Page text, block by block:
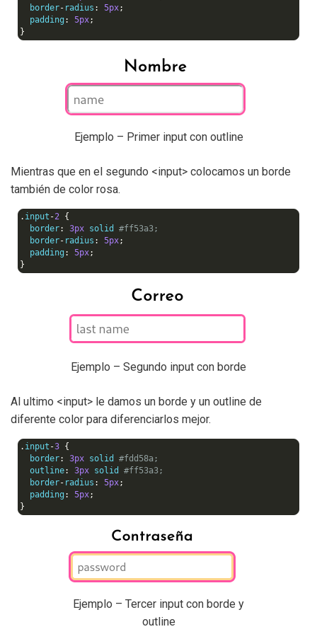
  border
- radius : 5px;
  padding
: 5px;
}
Ejemplo – Primer input con outline
Mientras que en el segundo <input> colocamos un borde
también de color rosa.
. input -2 {
  border
: 3px solid #ff53a3;
  border
- radius : 5px;
  padding
: 5px;
}
Ejemplo – Segundo input con borde
Al ultimo <input> le damos un borde y un outline de
diferente color para diferenciarlos mejor.
. input -3 {
  border
: 3px solid #fdd58a;
  outline
: 3px solid #ff53a3;
  border
- radius : 5px;
  padding
: 5px;
}
Ejemplo – Tercer input con borde y
outline